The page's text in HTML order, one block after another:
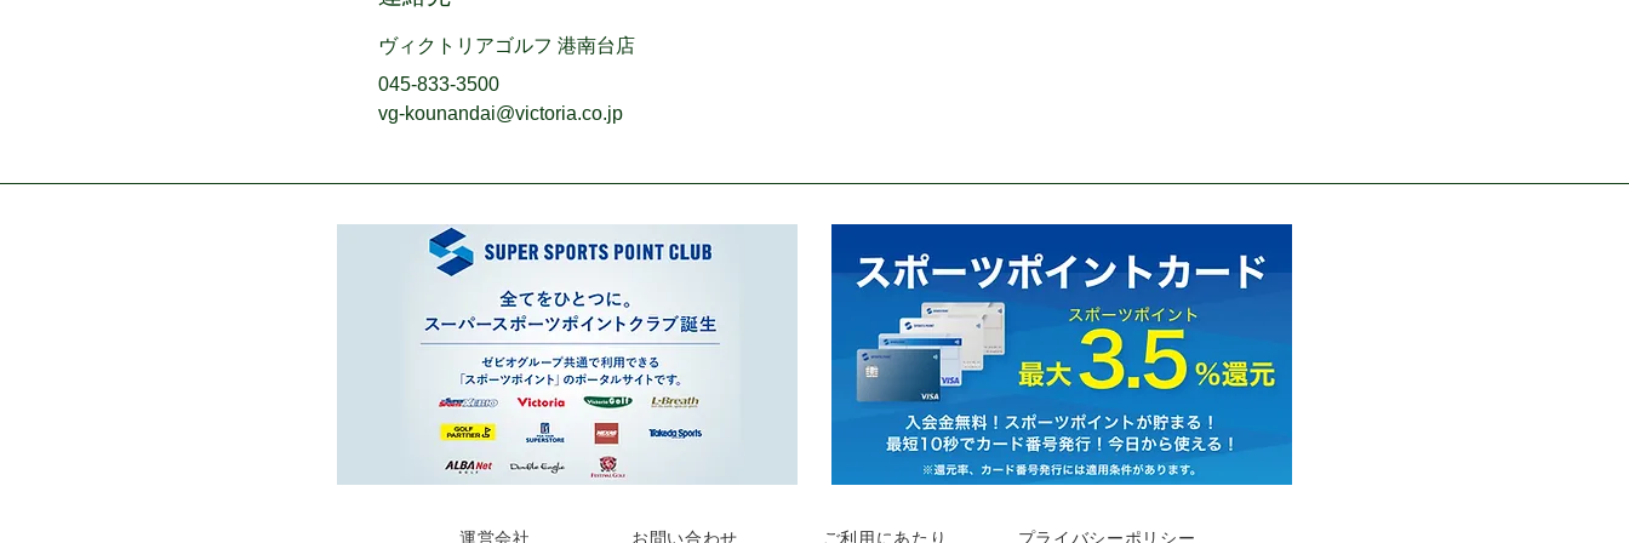
ヴィクトリアゴルフ 港南台店
045-833-3500
vg-kounandai@victoria.co.jp
運営会社 お問い合わせ ご利用にあたり プライバシーポリシー